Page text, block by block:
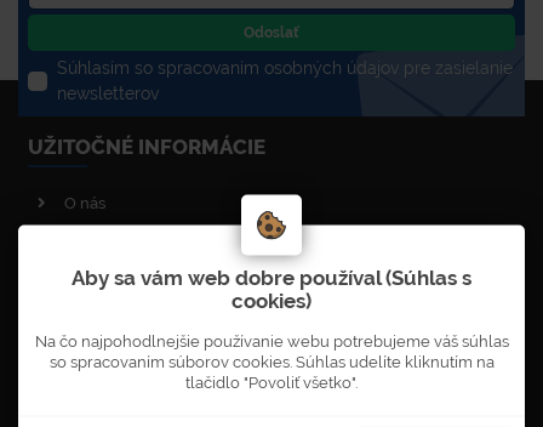
Odoslať
Súhlasím so spracovaním osobných údajov pre zasielanie
newsletterov
UŽITOČNÉ INFORMÁCIE
O nás
Objednávka newsletterů
Obnova lesa
Enviromentálna politika
Aby sa vám web dobre používal (Súhlas s
cookies)
Na čo najpohodlnejšie používanie webu potrebujeme váš súhlas
so spracovaním súborov cookies. Súhlas udelíte kliknutím na
tlačidlo "Povoliť všetko".